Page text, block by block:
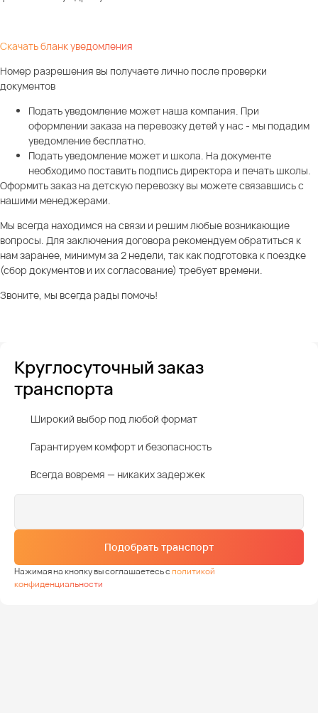
Скачать бланк уведомления
Номер разрешения вы получаете лично после проверки
документов
Подать уведомление может наша компания. При
оформлении заказа на перевозку детей у нас - мы подадим
уведомление бесплатно.
Подать уведомление может и школа. На документе
необходимо поставить подпись директора и печать школы.
Оформить заказ на детскую перевозку вы можете связавшись с
нашими менеджерами.
Мы всегда находимся на связи и решим любые возникающие
вопросы. Для заключения договора рекомендуем обратиться к
нам заранее, минимум за 2 недели, так как подготовка к поездке
(сбор документов и их согласование) требует времени.
Звоните, мы всегда рады помочь!
Круглосуточный заказ
транспорта
Широкий выбор под любой формат
Гарантируем комфорт и безопасность
Всегда вовремя — никаких задержек
Подобрать транспорт
Нажимая на кнопку вы соглашаетесь сполитикой
конфиденциальности